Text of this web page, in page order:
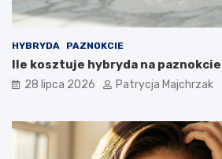
HYBRYDA PAZNOKCIE
Ile kosztuje hybryda na
28 lipca 2026 Patrycja Majchrzak